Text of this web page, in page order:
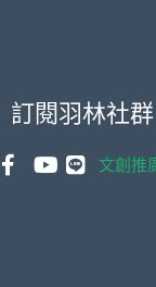
訂閱羽林社群
文創推